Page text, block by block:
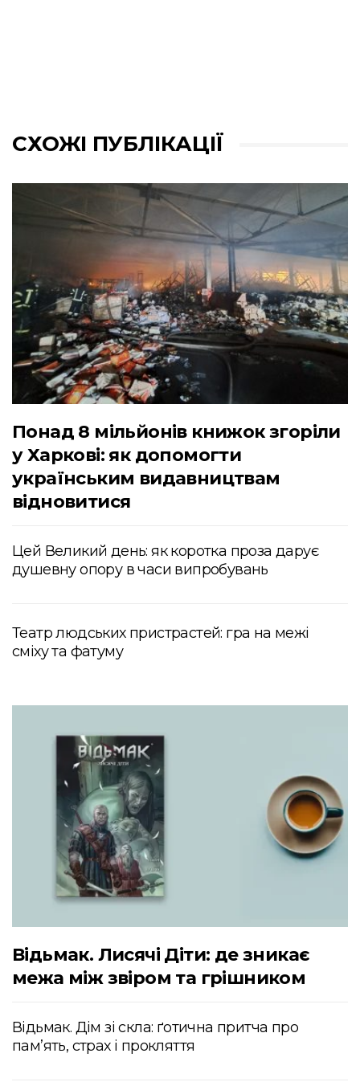
СХОЖІ ПУБЛІКАЦІЇ
Понад 8 мільйонів книжок згоріли
у Харкові: як допомогти
українським видавництвам
відновитися
Цей Великий день: як коротка проза дарує
душевну опору в часи випробувань
Театр людських пристрастей: гра на межі
сміху та фатуму
Відьмак. Лисячі Діти: де зникає
межа між звіром та грішником
Відьмак. Дім зі скла: ґотична притча про
пам’ять, страх і прокляття